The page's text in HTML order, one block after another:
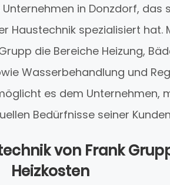
in Donzdorf, das
Haustechnik spezialisiert hat.
die Bereiche Heizung,
Wasserbehandlung und
es dem Unternehmen,
Bedürfnisse seiner
von Frank
Heizkosten